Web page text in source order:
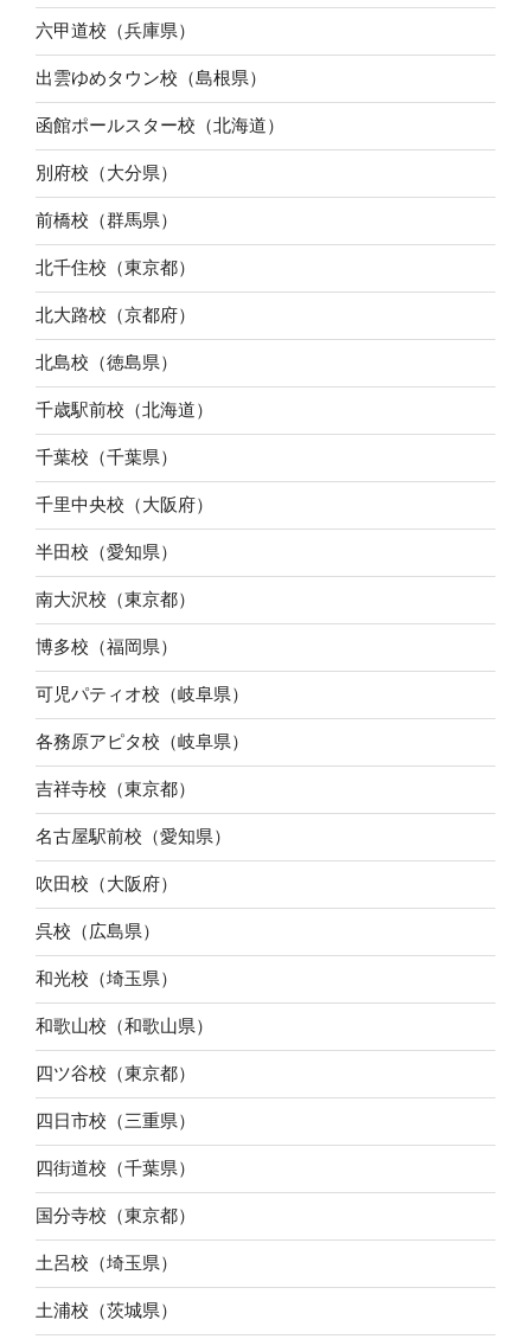
六甲道校（兵庫県）
出雲ゆめタウン校（島根県）
函館ポールスター校（北海道）
別府校（大分県）
前橋校（群馬県）
北千住校（東京都）
北大路校（京都府）
北島校（徳島県）
千歳駅前校（北海道）
千葉校（千葉県）
千里中央校（大阪府）
半田校（愛知県）
南大沢校（東京都）
博多校（福岡県）
可児パティオ校（岐阜県）
各務原アピタ校（岐阜県）
吉祥寺校（東京都）
名古屋駅前校（愛知県）
吹田校（大阪府）
呉校（広島県）
和光校（埼玉県）
和歌山校（和歌山県）
四ツ谷校（東京都）
四日市校（三重県）
四街道校（千葉県）
国分寺校（東京都）
土呂校（埼玉県）
土浦校（茨城県）